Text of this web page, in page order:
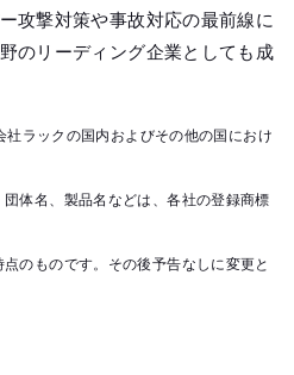
攻撃対策や事故対応の最前線に
のリーディング企業としても成
社ラックの国内およびその他の国におけ
体名、製品名などは、各社の登録商標
のものです。その後予告なしに変更と